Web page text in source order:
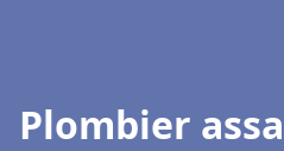
Plombier